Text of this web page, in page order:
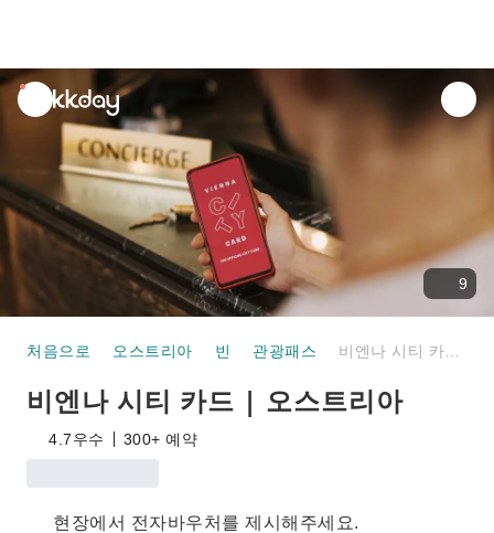
unread
notifications
9
처음으로 오스트리아 빈 관광패스
비엔나 시티 카드 | 오스트리아
4.7우수 300+ 예약
현장에서 전자바우처를 제시해주세요.